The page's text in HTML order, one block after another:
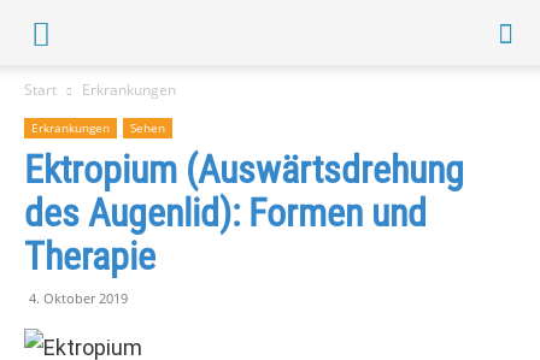
Start Erkrankungen
Erkrankungen Sehen
Ektropium (Auswärtsdrehung
des Augenlid): Formen und
Therapie
4. Oktober 2019